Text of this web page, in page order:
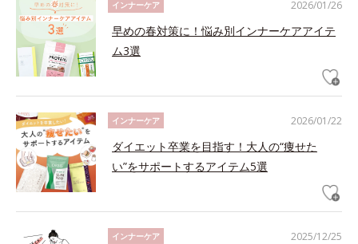
2026/01/26
インナーケア
早めの春対策に！悩み別インナーケアアイテ
ム3選
2026/01/22
インナーケア
ダイエット卒業を目指す！大人の“痩せた
い”をサポートするアイテム5選
2025/12/25
インナーケア